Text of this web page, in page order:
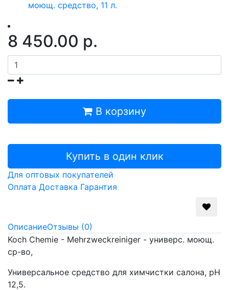
8 450.00 р.
В корзину
Купить в один клик
Для оптовых покупателей
Оплата Доставка Гарантия
ОписаниеОтзывы (0)
Koch Chemie - Mehrzweckreiniger - универс. моющ.
ср-во,
Универсальное средство для химчистки салона, pH
12,5.